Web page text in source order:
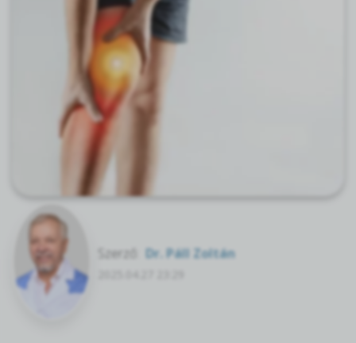
Szerző: Dr. Páll Zoltán